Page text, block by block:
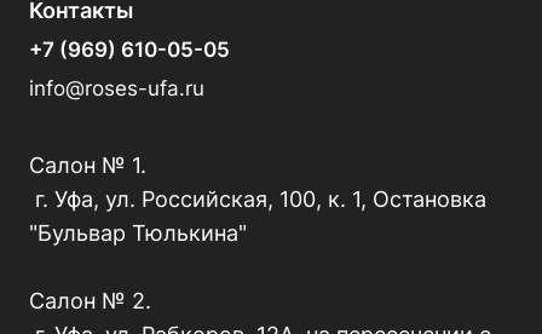
Контакты
+7 (969) 610-05-05
info@roses-ufa.ru
Салон № 1.
г. Уфа, ул. Российская, 100, к. 1, Остановка
"Бульвар Тюлькина"
Салон № 2.